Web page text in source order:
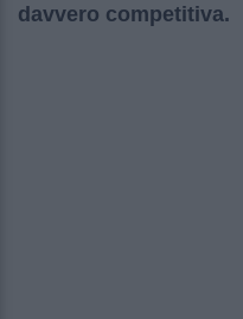
davvero competitiva.